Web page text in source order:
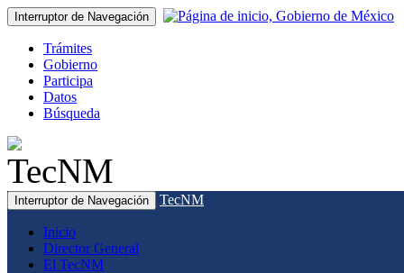
Interruptor de Navegación
Trámites
Gobierno
Participa
Datos
Búsqueda
Interruptor de Navegación TecNM
Inicio
Director General
El TecNM